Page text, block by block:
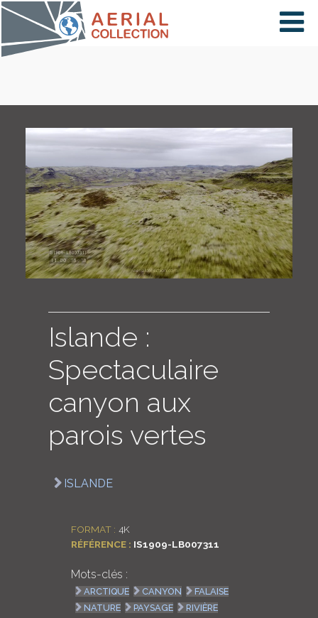
×
PAYS
CARTE
COLLECTIONS
ENGLISH
Islande :
Spectaculaire
canyon aux
parois vertes
ISLANDE
FORMAT : 4K
RÉFÉRENCE : IS1909-LB007311
Mots-clés :
ARCTIQUE CANYON
FALAISE
NATURE
PAYSAGE
RIVIÈRE